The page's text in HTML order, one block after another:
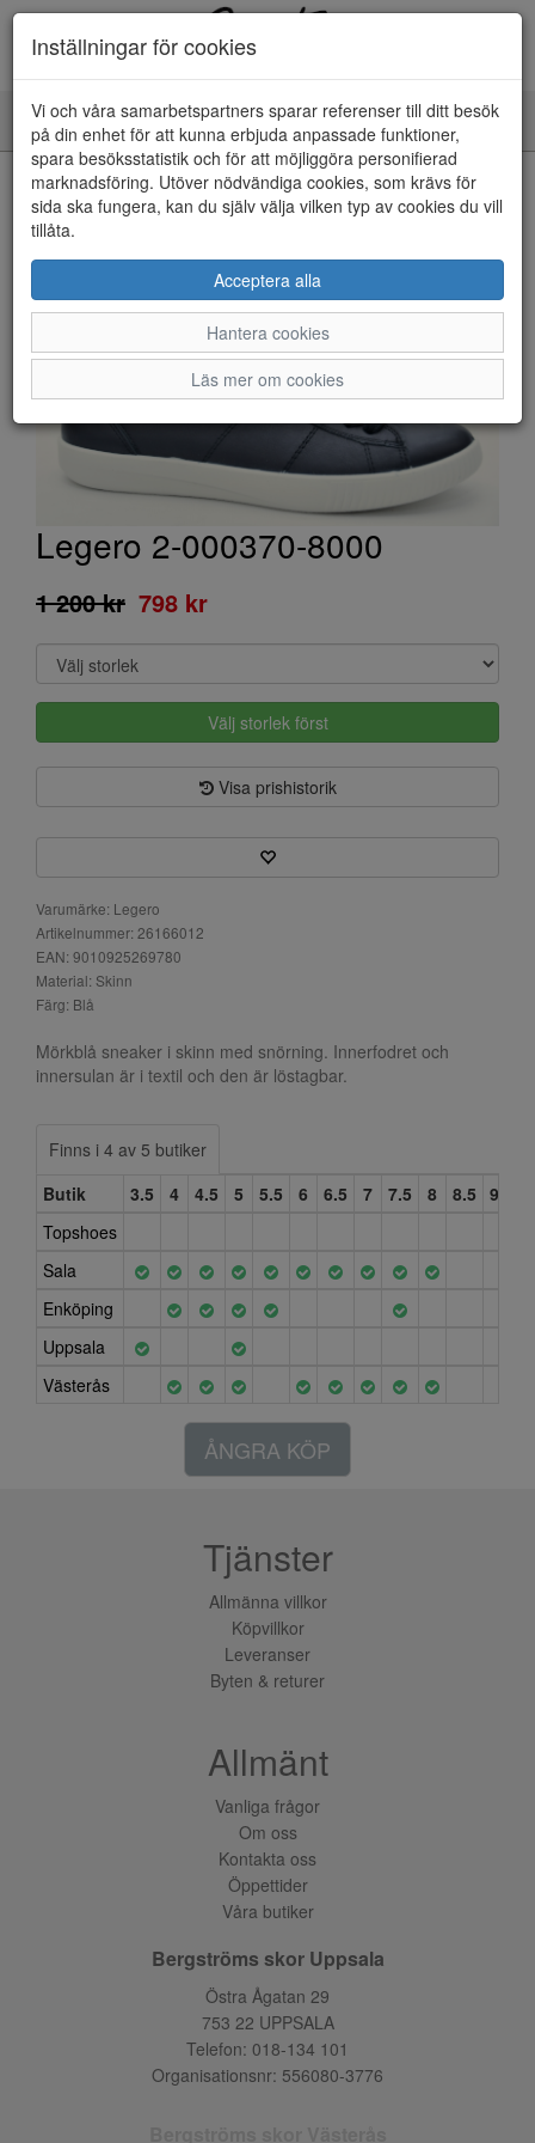
Toggle
navigation
HEM
Legero 2-000370-8000
1 200 kr 798 kr
Välj storlek först
Visa prishistorik
Varumärke: Legero
Artikelnummer: 26166012
EAN: 9010925269780
Material: Skinn
Färg: Blå
Mörkblå sneaker i skinn med snörning. Innerfodret och
innersulan är i textil och den är löstagbar.
Finns i 4 av 5 butiker
Butik
3.5 4 4.5 5 5.5 6 6.5 7 7.5 8 8.5 9
Topshoes
Sala
Enköping
Uppsala
Västerås
ÅNGRA KÖP
Inställningar för cookies
Vi och våra samarbetspartners sparar referenser till ditt besök
på din enhet för att kunna erbjuda anpassade funktioner,
spara besöksstatistik och för att möjliggöra personifierad
marknadsföring. Utöver nödvändiga cookies, som krävs för
sida ska fungera, kan du själv välja vilken typ av cookies du vill
tillåta.
Acceptera alla
Hantera cookies
Läs mer om cookies
Tjänster
Allmänna villkor
Köpvillkor
Leveranser
Byten & returer
Allmänt
Vanliga frågor
Om oss
Kontakta oss
Öppettider
Våra butiker
Bergströms skor Uppsala
Östra Ågatan 29
753 22 UPPSALA
Telefon: 018-134 101
Organisationsnr: 556080-3776